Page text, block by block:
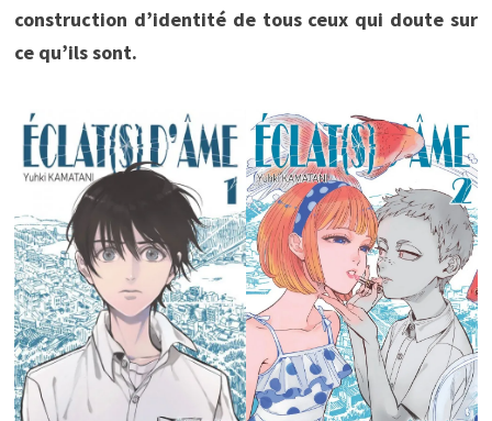
construction d’identité de tous ceux qui doute sur
ce qu’ils sont.